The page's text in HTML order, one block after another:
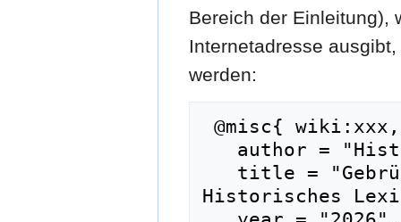
Bereich der Einleitung),
Internetadresse
werden:
Historisches